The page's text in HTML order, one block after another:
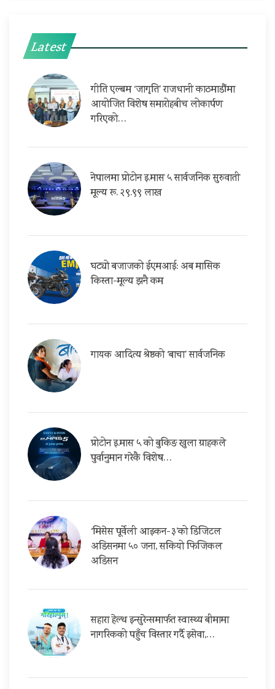
Latest
गीति एल्बम ‘जागृति’ राजधानी काठमाडौंमा
आयोजित विशेष समारोहबीच लोकार्पण
गरिएको…
नेपालमा प्रोटोन इ.मास ५ सार्वजनिक सुरुवाती
मूल्य रू. २९.९९ लाख
घट्यो बजाजको ईएमआई: अब मासिक
किस्ता-मूल्य झनै कम
गायक आदित्य श्रेष्ठको ‘बाचा’ सार्वजनिक
प्रोटोन इ.मास ५ को बुकिङ खुला ग्राहकले
पुर्वानुमान गरेकै विशेष…
‘मिसेस पूर्वेली आइकन-३’को डिजिटल
अडिसनमा ५० जना, सकियो फिजिकल
अडिसन
सहारा हेल्थ इन्सुरेन्समार्फत स्वास्थ्य बीमामा
नागरिकको पहुँच विस्तार गर्दै इसेवा,…